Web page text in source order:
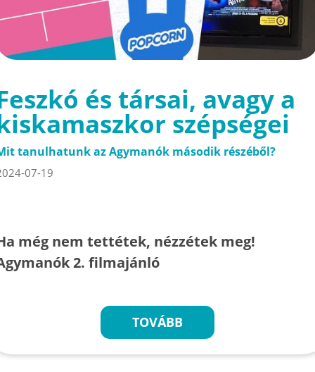
és társai, avagy a
szépségei
tanulhatunk az Agymanók második részéből?
07-19
még nem tettétek, nézzétek meg!
2. filmajánló
TOVÁBB